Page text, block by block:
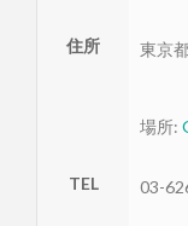
住所 東京
場所:
TEL 03-